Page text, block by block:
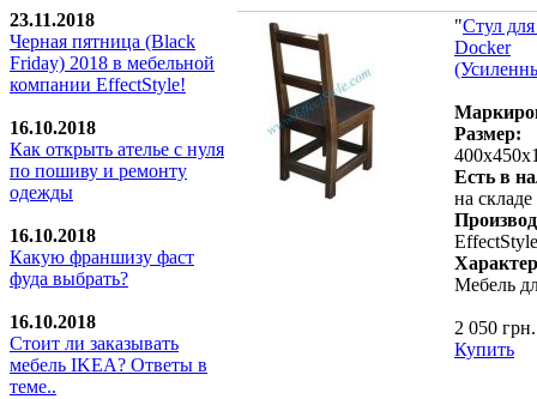
23.11.2018
Черная пятница (Black
Friday) 2018 в мебельной
компании EffectStyle!
16.10.2018
Как открыть ателье с нуля
по пошиву и ремонту
одежды
16.10.2018
Какую франшизу фаст
фуда выбрать?
16.10.2018
Стoит ли заказывать
мебель IKEA? Ответы в
теме..
"Стул
Docker
Размер:
Есть в
на складе
EffectStyle
Мебель
2 050 грн.
Купить